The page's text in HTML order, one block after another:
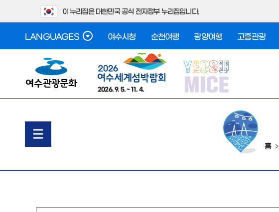
이 누리집은 대한민국 공식 전자정부 누리집입니다.
LANGUAGES 여수시청 순천여행 광양여행 고흥관광
2026. 9. 5. ~ 11. 4.
홈 >